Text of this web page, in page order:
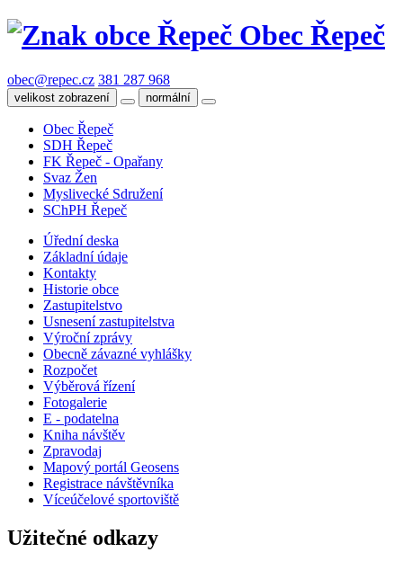
Obec Řepeč
obec@repec.cz 381 287 968
velikost zobrazení normální
Obec Řepeč
SDH Řepeč
FK Řepeč - Opařany
Svaz Žen
Myslivecké Sdružení
SChPH Řepeč
Úřední deska
Základní údaje
Kontakty
Historie obce
Zastupitelstvo
Usnesení zastupitelstva
Výroční zprávy
Obecně závazné vyhlášky
Rozpočet
Výběrová řízení
Fotogalerie
E - podatelna
Kniha návštěv
Zpravodaj
Mapový portál Geosens
Registrace návštěvníka
Víceúčelové sportoviště
Užitečné odkazy